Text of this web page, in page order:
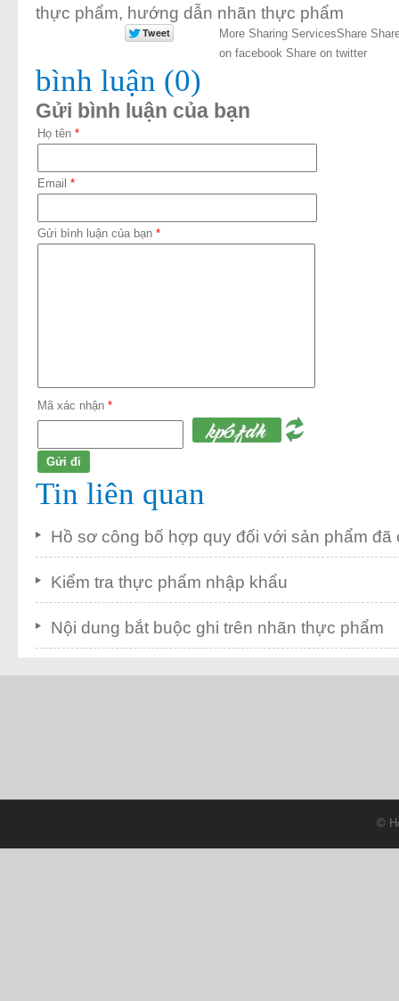
thực phẩm, hướng dẫn nhãn thực phẩm
More Sharing ServicesShare
on facebook Share on twitter
bình luận (0)
Gửi bình luận của bạn
Họ tên *
Email *
Gửi bình luận của bạn *
Mã xác nhận *
Tin liên quan
Hồ sơ công bố hợp quy đối với sản phẩm đã
Kiểm tra thực phẩm nhập khẩu
Nội dung bắt buộc ghi trên nhãn thực phẩm
©